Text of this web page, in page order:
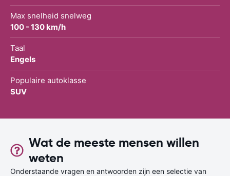
Max snelheid snelweg
100 - 130 km/h
Taal
Engels
Populaire autoklasse
SUV
Wat de meeste mensen willen
weten
Onderstaande vragen en antwoorden zijn een selectie van